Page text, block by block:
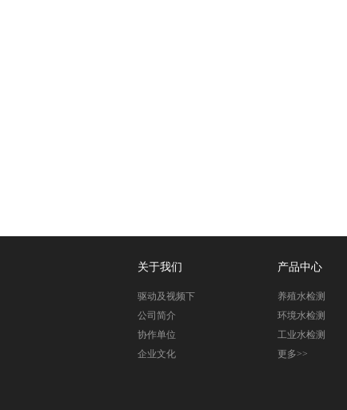
关于我们
驱动及视频下
载
公司简介
协作单位
企业文化
产品中心
养殖水检测
环境水检测
工业水检测
更多>>